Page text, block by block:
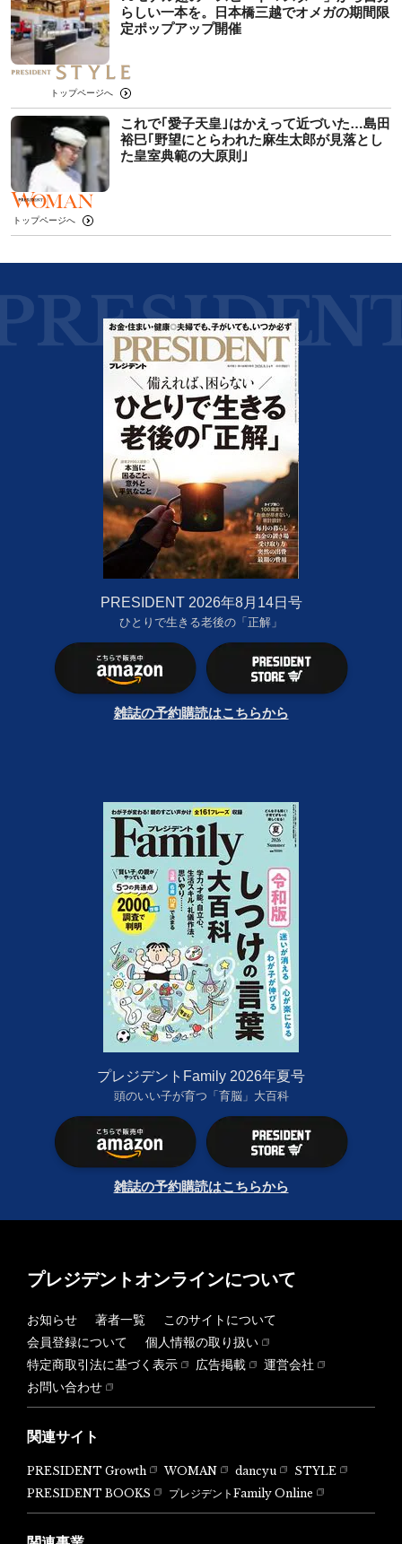
らしい一本を。日本橋三越でオメガの期間限
定ポップアップ開催
トップページへ
これで｢愛子天皇｣はかえって近づいた…島田
裕巳｢野望にとらわれた麻生太郎が見落とし
た皇室典範の大原則｣
トップページへ
PRESIDENT 2026年8月14日号
ひとりで生きる老後の「正解」
雑誌の予約購読はこちらから
プレジデントFamily 2026年夏号
頭のいい子が育つ「育脳」大百科
雑誌の予約購読はこちらから
プレジデントオンラインについて
お知らせ 著者一覧
このサイトについて
会員登録について
個人情報の取り扱い
特定商取引法に基づく表示
広告掲載
運営会社
お問い合わせ
関連サイト
PRESIDENT Growth WOMAN dancyu
STYLE
PRESIDENT BOOKS
プレジデントFamily Online